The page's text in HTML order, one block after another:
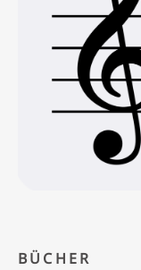
BÜCHER